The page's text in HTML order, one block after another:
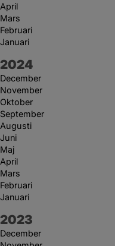
April
Mars
Februari
Januari
År:
2024
December
November
Oktober
September
Augusti
Juni
Maj
April
Mars
Februari
Januari
År:
2023
December